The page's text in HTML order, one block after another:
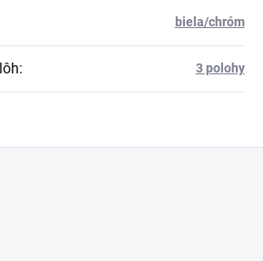
biela/chróm
: 3 polohy